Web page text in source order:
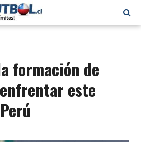
formación de
este